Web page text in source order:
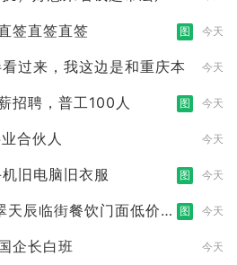
签直签直签 图 今天
过来，我这边是和重庆本 今天
招聘，普工100人 图 今天
合伙人 今天
旧电脑旧衣服 图 今天
天辰临街餐饮门面低价转
图 今天
企长白班 今天